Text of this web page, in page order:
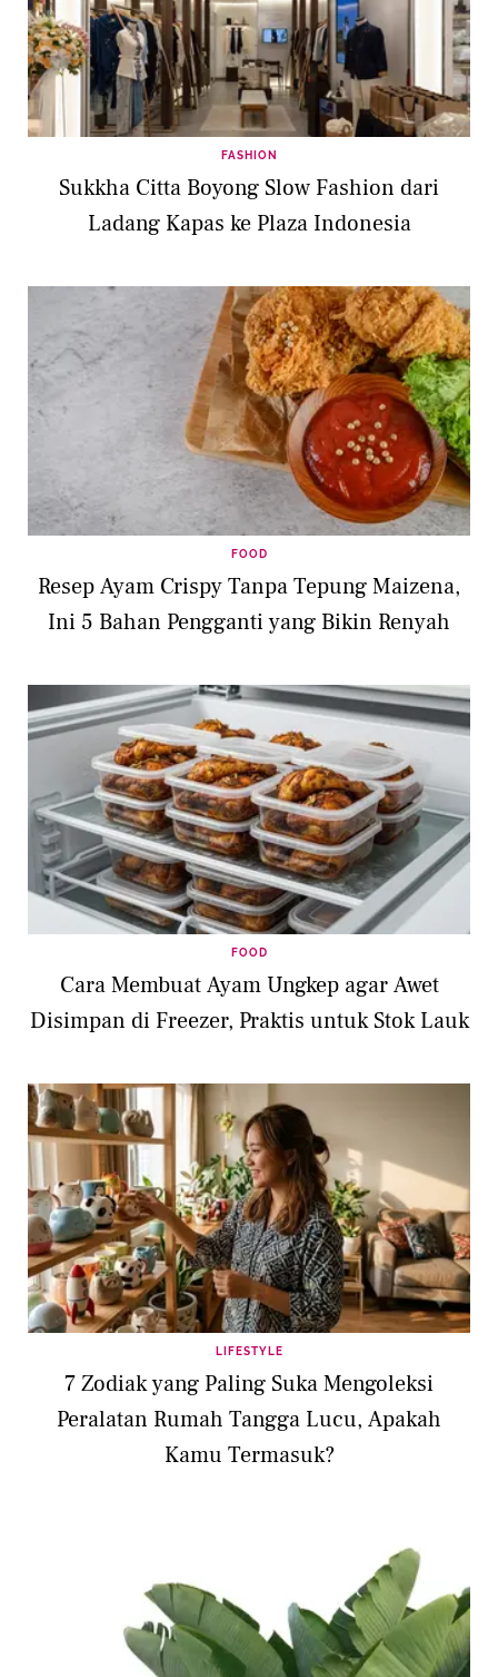
FASHION
Sukkha Citta Boyong Slow Fashion dari
Ladang Kapas ke Plaza Indonesia
FOOD
Resep Ayam Crispy Tanpa Tepung Maizena,
Ini 5 Bahan Pengganti yang Bikin Renyah
FOOD
Cara Membuat Ayam Ungkep agar Awet
Disimpan di Freezer, Praktis untuk Stok Lauk
LIFESTYLE
7 Zodiak yang Paling Suka Mengoleksi
Peralatan Rumah Tangga Lucu, Apakah
Kamu Termasuk?